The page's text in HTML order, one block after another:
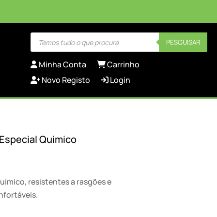
Products
search PESQUISAR
Minha Conta
Carrinho
Novo Registo
Login
Quimico
resistentes a rasgões e